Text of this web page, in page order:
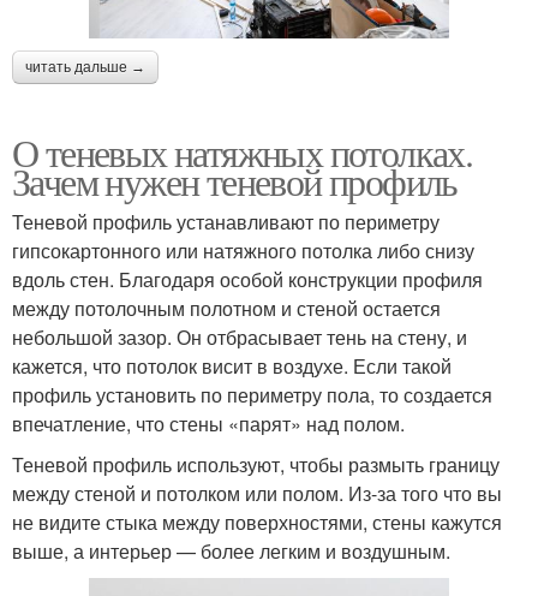
читать дальше →
О теневых натяжных потолках.
Зачем нужен теневой профиль
Теневой профиль устанавливают по периметру
гипсокартонного или натяжного потолка либо снизу
вдоль стен. Благодаря особой конструкции профиля
между потолочным полотном и стеной остается
небольшой зазор. Он отбрасывает тень на стену, и
кажется, что потолок висит в воздухе. Если такой
профиль установить по периметру пола, то создается
впечатление, что стены «парят» над полом.
Теневой профиль используют, чтобы размыть границу
между стеной и потолком или полом. Из-за того что вы
не видите стыка между поверхностями, стены кажутся
выше, а интерьер — более легким и воздушным.